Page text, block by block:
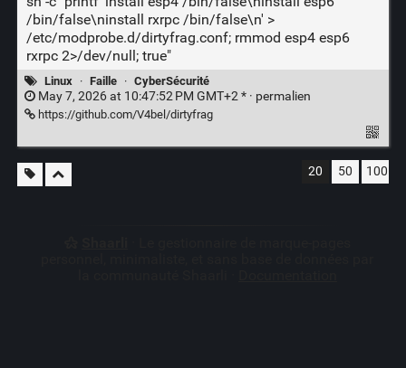
/bin/false\ninstall rxrpc /bin/false\n' >
/etc/modprobe.d/dirtyfrag.conf; rmmod esp4 esp6
rxrpc 2>/dev/null; true"
Linux · Faille · CyberSécurité
May 7, 2026 at 10:47:52 PM GMT+2 * · permalien
https://github.com/V4bel/dirtyfrag
20 50 100